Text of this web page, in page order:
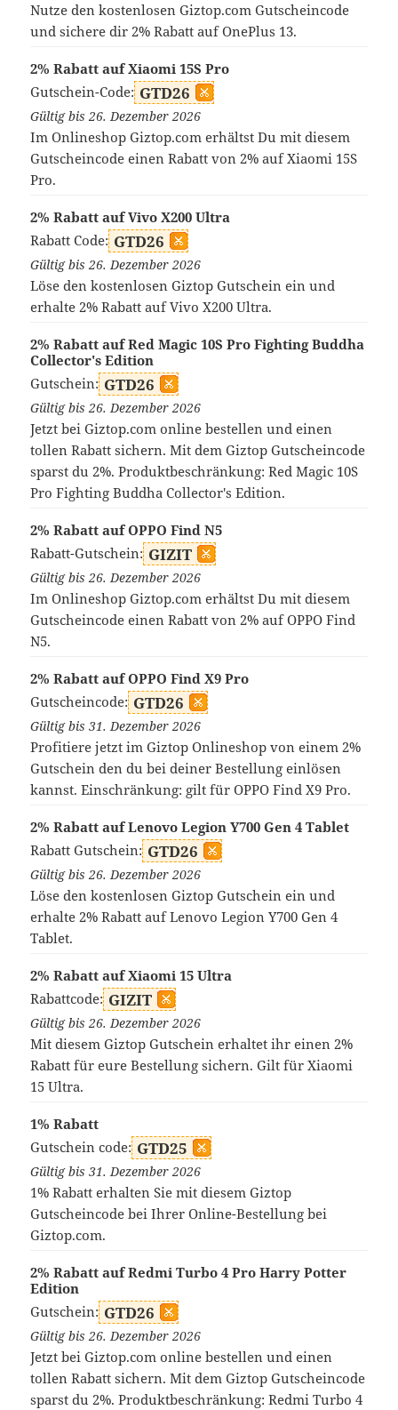
Nutze den kostenlosen Giztop.com Gutscheincode
und sichere dir 2% Rabatt auf OnePlus 13.
2% Rabatt auf Xiaomi 15S Pro
Gutschein-Code: GTD26
Gültig bis 26. Dezember 2026
Im Onlineshop Giztop.com erhältst Du mit diesem
Gutscheincode einen Rabatt von 2% auf Xiaomi 15S
Pro.
2% Rabatt auf Vivo X200 Ultra
Rabatt Code: GTD26
Gültig bis 26. Dezember 2026
Löse den kostenlosen Giztop Gutschein ein und
erhalte 2% Rabatt auf Vivo X200 Ultra.
2% Rabatt auf Red Magic 10S Pro Fighting Buddha
Collector's Edition
Gutschein: GTD26
Gültig bis 26. Dezember 2026
Jetzt bei Giztop.com online bestellen und einen
tollen Rabatt sichern. Mit dem Giztop Gutscheincode
sparst du 2%. Produktbeschränkung: Red Magic 10S
Pro Fighting Buddha Collector's Edition.
2% Rabatt auf OPPO Find N5
Rabatt-Gutschein: GIZIT
Gültig bis 26. Dezember 2026
Im Onlineshop Giztop.com erhältst Du mit diesem
Gutscheincode einen Rabatt von 2% auf OPPO Find
N5.
2% Rabatt auf OPPO Find X9 Pro
Gutscheincode: GTD26
Gültig bis 31. Dezember 2026
Profitiere jetzt im Giztop Onlineshop von einem 2%
Gutschein den du bei deiner Bestellung einlösen
kannst. Einschränkung: gilt für OPPO Find X9 Pro.
2% Rabatt auf Lenovo Legion Y700 Gen 4 Tablet
Rabatt Gutschein: GTD26
Gültig bis 26. Dezember 2026
Löse den kostenlosen Giztop Gutschein ein und
erhalte 2% Rabatt auf Lenovo Legion Y700 Gen 4
Tablet.
2% Rabatt auf Xiaomi 15 Ultra
Rabattcode: GIZIT
Gültig bis 26. Dezember 2026
Mit diesem Giztop Gutschein erhaltet ihr einen 2%
Rabatt für eure Bestellung sichern. Gilt für Xiaomi
15 Ultra.
1% Rabatt
Gutschein code: GTD25
Gültig bis 31. Dezember 2026
1% Rabatt erhalten Sie mit diesem Giztop
Gutscheincode bei Ihrer Online-Bestellung bei
Giztop.com.
2% Rabatt auf Redmi Turbo 4 Pro Harry Potter
Edition
Gutschein: GTD26
Gültig bis 26. Dezember 2026
Jetzt bei Giztop.com online bestellen und einen
tollen Rabatt sichern. Mit dem Giztop Gutscheincode
sparst du 2%. Produktbeschränkung: Redmi Turbo 4